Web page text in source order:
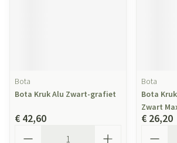
Bota
Bota Kruk Alu Zwart-grafiet
€ 42,60
Bota
Bota
Zwart
€ 26,20